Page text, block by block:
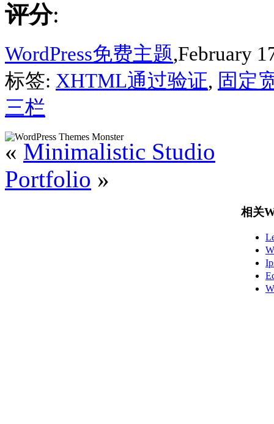
评分:
WordPress免费主题,February
标签: XHTML通过验证, 固定
三栏
« Minimalistic Studio
Portfolio »
相关